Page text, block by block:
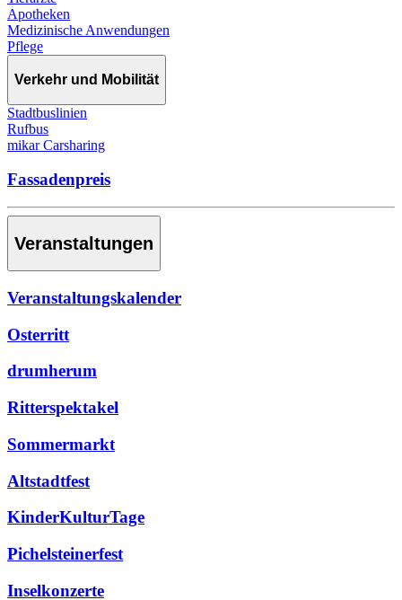
Apotheken
Medizinische Anwendungen
Pflege
Verkehr und Mobilität
Stadtbuslinien
Rufbus
mikar Carsharing
Fassadenpreis
Veranstaltungen
Veranstaltungskalender
Osterritt
drumherum
Ritterspektakel
Sommermarkt
Altstadtfest
KinderKulturTage
Pichelsteinerfest
Inselkonzerte